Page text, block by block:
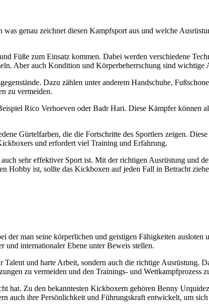
genau zeichnet diesen Kampfsport aus und welche
Füße zum Einsatz kommen. Dabei werden verschiedene
Aber auch Kondition und Körperbeherrschung sind wichtige
Dazu zählen unter anderem Handschuhe,
zu vermeiden.
Rico Verhoeven oder Badr Hari. Diese Kämpfer können
Gürtelfarben, die die Fortschritte des Sportlers zeigen.
und erfordert viel Training und Erfahrung.
sehr effektiver Sport ist. Mit der richtigen Ausrüstung und
Hobby ist, sollte das Kickboxen auf jeden Fall in Betracht
man seine körperlichen und geistigen Fähigkeiten ausloten
internationaler Ebene unter Beweis stellen.
und harte Arbeit, sondern auch die richtige Ausrüstung.
zu vermeiden und den Trainings- und Wettkampfprozess
hat. Zu den bekanntesten Kickboxern gehören Benny
auch ihre Persönlichkeit und Führungskraft entwickelt, um